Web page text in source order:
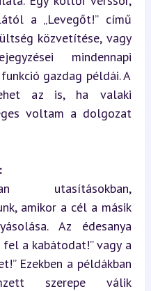
a „Levegőt!” című
közvetítése, vagy
mindennapi
gazdag példái. A
az is, ha valaki
voltam a dolgozat
utasításokban,
amikor a cél a másik
Az édesanya
fel a kabátodat!” vagy a
Ezekben a példákban
szerepe válik